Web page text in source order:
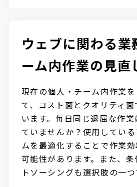
ウェブに関わる業
ーム内作業の見直
現在の個人・チーム内作業
て、コスト面とクオリティ
います。毎日同じ退屈な作
ていませんか？使用してい
ムを最適化することで作業
可能性があります。また、
トソーシングも選択肢の一つ